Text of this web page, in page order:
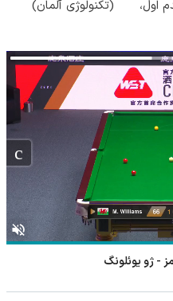
اول،
(تکنولوژی آلمان)
- ژو یوئلونگ